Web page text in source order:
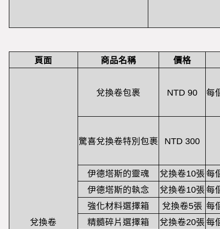
頁面 商品名稱 價格
兌換卷
兌換卷包裹 NTD 90 每
驚喜兌換卷特別包裹 NTD 300
伊德塔斯的靈魂 兌換卷10張 每
伊德塔斯的執念
兌換卷10張 每
強化材料選擇箱
兌換卷5張 每
精髓碎片選擇箱
兌換卷20張 每